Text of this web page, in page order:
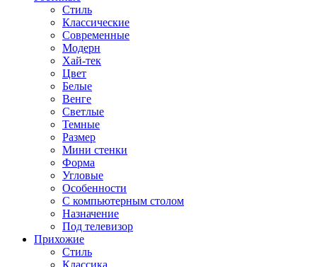
Стиль
Классические
Современные
Модерн
Хай-тек
Цвет
Белые
Венге
Светлые
Темные
Размер
Мини стенки
Форма
Угловые
Особенности
С компьютерным столом
Назначение
Под телевизор
Прихожие
Стиль
Классика